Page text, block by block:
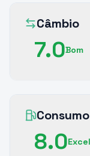
Câmbio
7.0Bom
Consumo
8.0